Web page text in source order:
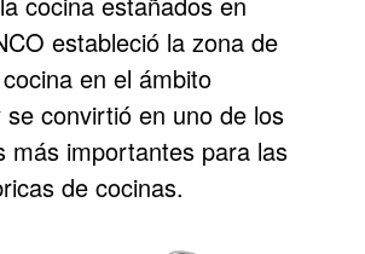
estableció la zona de
en el ámbito
convirtió en uno de los
más importantes para las
de cocinas.